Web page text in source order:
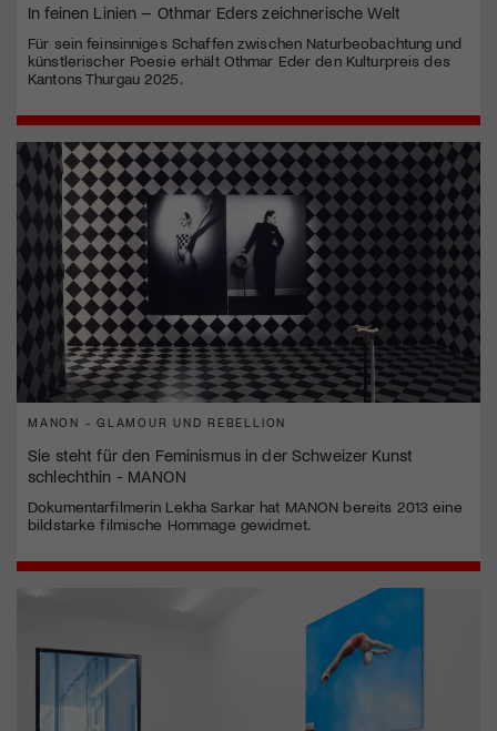
In feinen Linien – Othmar Eders zeichnerische Welt
Für sein feinsinniges Schaffen zwischen Naturbeobachtung und
künstlerischer Poesie erhält Othmar Eder den Kulturpreis des
Kantons Thurgau 2025.
MANON - GLAMOUR UND REBELLION
Sie steht für den Feminismus in der Schweizer Kunst
schlechthin - MANON
Dokumentarfilmerin Lekha Sarkar hat MANON bereits 2013 eine
bildstarke filmische Hommage gewidmet.